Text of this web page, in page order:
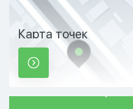
Карта точек